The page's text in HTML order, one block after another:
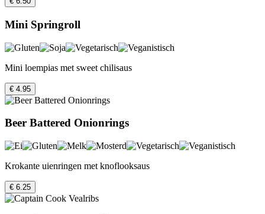
Mini Springroll
Mini loempias met sweet chilisaus
€ 4.95
Beer Battered Onionrings
Krokante uienringen met knoflooksaus
€ 6.25